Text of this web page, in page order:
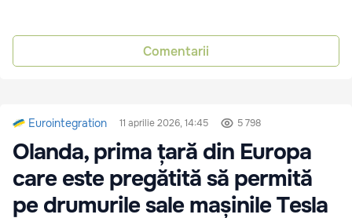
Comentarii
Eurointegration 11 aprilie 2026, 14:45 5 798
Olanda, prima țară din Europa
care este pregătită să permită
pe drumurile sale mașinile Tesla